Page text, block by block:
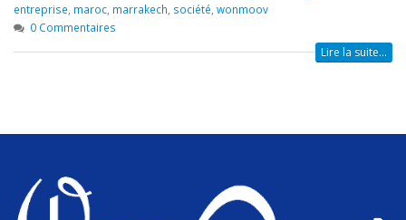
entreprise, maroc, marrakech, société, wonmoov
0 Commentaires
Lire la suite...